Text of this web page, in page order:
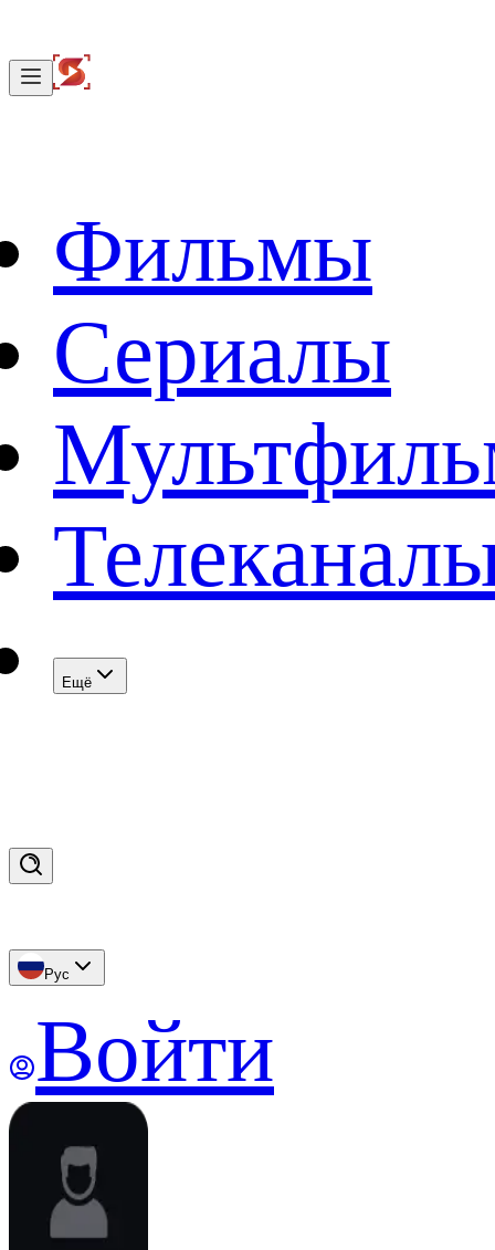
Фильмы
Сериалы
Eщё
Рус
Войти